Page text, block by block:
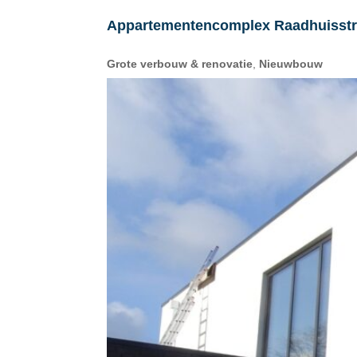
Appartementencomplex
Grote verbouw & renovatie Nieuwbouw